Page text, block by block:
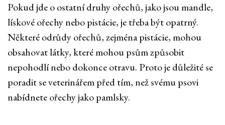
Pokud jde o ostatní druhy ořechů, jako jsou mandle,
lískové ořechy nebo pistácie, je třeba být opatrný.
Některé odrůdy ořechů, zejména pistácie, mohou
obsahovat látky, které mohou psům způsobit
nepohodlí nebo dokonce otravu. Proto je důležité se
poradit se veterinářem před tím, než svému psovi
nabídnete ořechy jako pamlsky.